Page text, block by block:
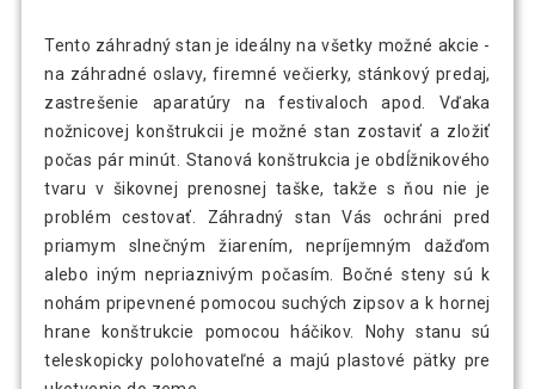
Tento záhradný stan je ideálny na všetky možné akcie -
na záhradné oslavy, firemné večierky, stánkový predaj,
zastrešenie aparatúry na festivaloch apod. Vďaka
nožnicovej konštrukcii je možné stan zostaviť a zložiť
počas pár minút. Stanová konštrukcia je obdĺžnikového
tvaru v šikovnej prenosnej taške, takže s ňou nie je
problém cestovať. Záhradný stan Vás ochráni pred
priamym slnečným žiarením, nepríjemným dažďom
alebo iným nepriaznivým počasím. Bočné steny sú k
nohám pripevnené pomocou suchých zipsov a k hornej
hrane konštrukcie pomocou háčikov. Nohy stanu sú
teleskopicky polohovateľné a majú plastové pätky pre